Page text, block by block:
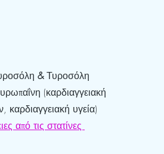
& Τυροσόλη
(καρδιαγγειακή
καρδιαγγειακή υγεία)
από τις στατίνες